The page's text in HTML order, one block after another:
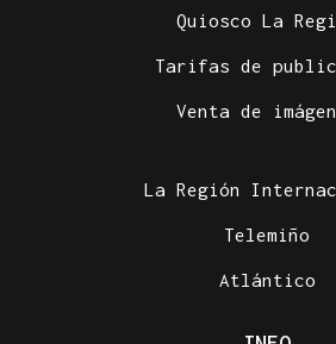
Quiosco La
Tarifas de
Venta de
La Región
Telemiño
Atlántico